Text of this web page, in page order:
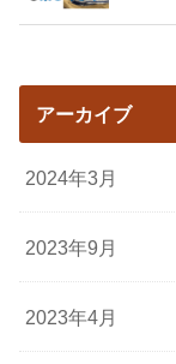
アーカイブ
2024年3月
2023年9月
2023年4月